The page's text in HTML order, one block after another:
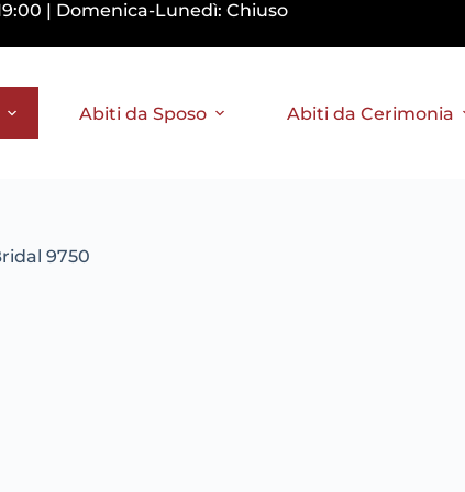
| Domenica-Lunedì: Chiuso
Abiti da Sposo Abiti da Cerimonia
9750